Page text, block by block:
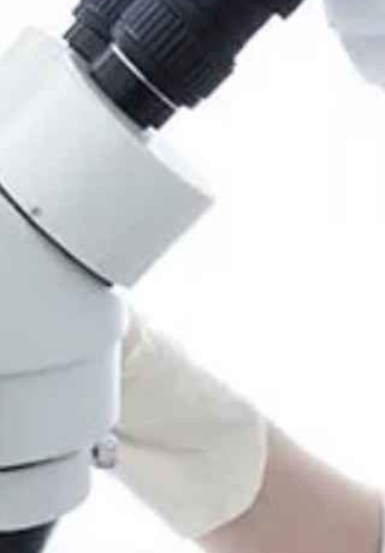
HCM肥大型心筋症
【HCM肥大型心筋症】 分類：循環器 概要：心
症とは、心臓の筋肉（心筋）そのものに異常が出
てくる病気です。その中でも心筋が分厚くなる病
気が肥大型心筋症です。特に左心室の肥大、拡張
が多く、進行していくと頻脈、食欲減退、活量低
下、呼吸困難などがみられる心疾患です。心不
全、大動...